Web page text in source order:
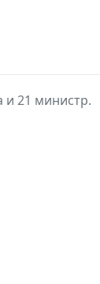
и 21 министр.